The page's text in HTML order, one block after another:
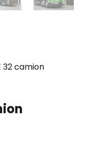
32 camion